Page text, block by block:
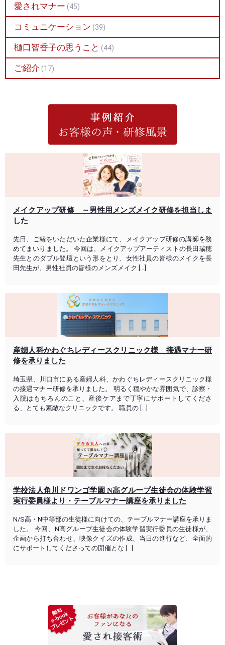
愛されマナー (45)
コミュニケーション (39)
樋口智香子の思うこと (44)
ご紹介 (17)
メイクアップ研修 ～男性用メンズメイク研修を担当しま
した
先日、ご縁をいただいた企業様にて、メイクアップ研修の講師を務
めてまいりました。 今回は、メイクアップアーティストの長田瑞穂
先生とのダブル登壇という形をとり、女性社員の皆様のメイクを長
田先生が、男性社員の皆様のメンズメイク […]
産婦人科かわぐちレディースクリニック様 接遇マナー研
修を承りました
埼玉県、川口市にある産婦人科、かわぐちレディースクリニック様
の接遇マナー研修を承りました。 明るく穏やかな雰囲気で、診察・
入院はもちろんのこと、産後ケアまで丁寧にサポートしてくださ
る、とても素敵なクリニックです。 職員の […]
学校法人角川ドワンゴ学園 N高グループ生徒会の体験学習
実行委員様より・テーブルマナー講座を承りました
N/S高・N中等部の生徒様に向けての、テーブルマナー講座を承りま
した。 今回、N高グループ生徒会の体験学習実行委員の生徒様が、
企画から打ち合わせ、映像クイズの作成、当日の進行など、全面的
にサポートしてくださっての開催とな […]